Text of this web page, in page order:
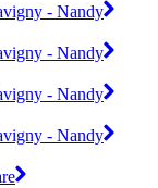
- Nandy
- Nandy
- Nandy
- Nandy